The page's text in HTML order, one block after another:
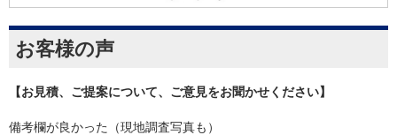
お客様の声
【お見積、ご提案について、ご意見をお聞かせください】
備考欄が良かった（現地調査写真も）